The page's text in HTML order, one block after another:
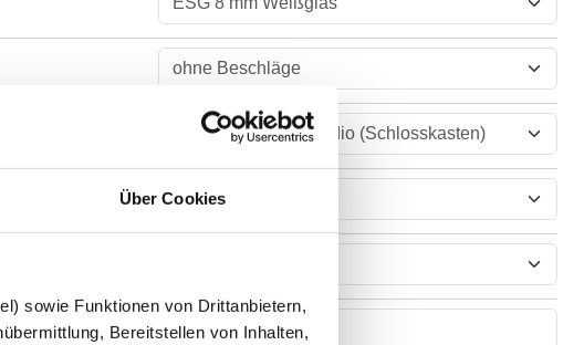
Über Cookies
sowie Funktionen von Drittanbietern,
Bereitstellen von Inhalten,